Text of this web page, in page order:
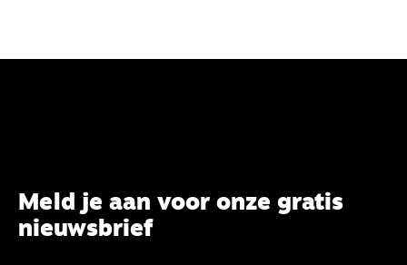
Meld je aan voor onze gratis
nieuwsbrief